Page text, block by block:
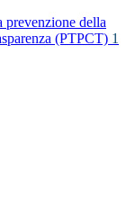
prevenzione della
(PTPCT) 1